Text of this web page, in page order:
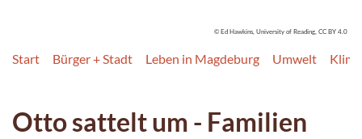
© Ed Hawkins, University of Reading, CC BY 4.0
Start Bürger + Stadt Leben in Magdeburg Umwelt
Otto sattelt um - Familien